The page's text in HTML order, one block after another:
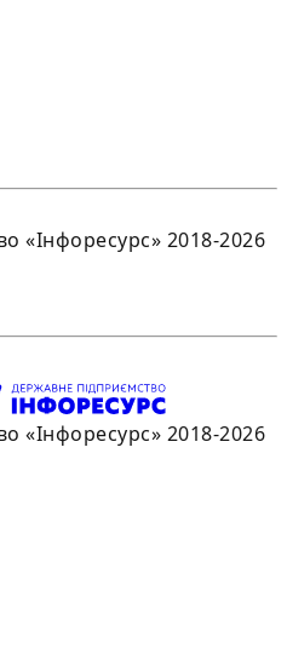
«Інфоресурс» 2018-2026
«Інфоресурс» 2018-2026